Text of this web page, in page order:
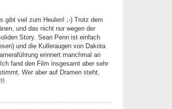
gibt viel zum Heulen! ;-) Trotz dem
und das nicht nur wegen der
Story. Sean Penn ist einfach
und die Kulleraugen von Dakota
erinnert manchmal an
fand den Film insgesamt aber sehr
Wer aber auf Dramen steht,